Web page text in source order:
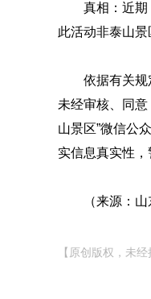
真相：近期
此活动非泰山景
依据有关规
未经审核、同
山景区”微信公
实信息真实性，
（来源：
【原创版权，未